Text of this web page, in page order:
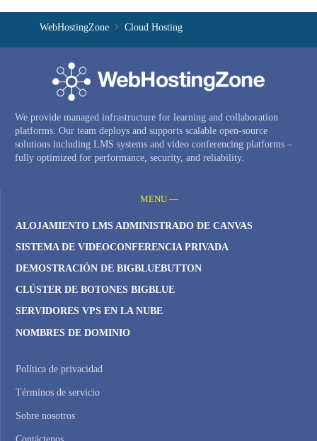
WebHostingZone Cloud Hosting
We provide managed infrastructure for learning and collaboration
platforms. Our team deploys and supports scalable open-source
solutions including LMS systems and video conferencing platforms –
fully optimized for performance, security, and reliability.
MENU —
ALOJAMIENTO LMS ADMINISTRADO DE CANVAS
SISTEMA DE VIDEOCONFERENCIA PRIVADA
DEMOSTRACIÓN DE BIGBLUEBUTTON
CLÚSTER DE BOTONES BIGBLUE
SERVIDORES VPS EN LA NUBE
NOMBRES DE DOMINIO
Política de privacidad
Términos de servicio
Sobre nosotros